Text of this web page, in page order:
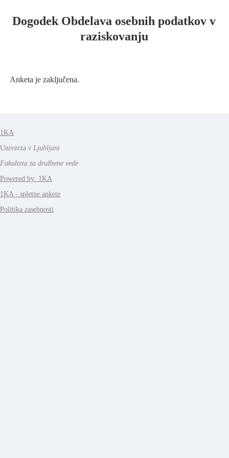
Dogodek Obdelava osebnih podatkov v
raziskovanju
Anketa je zaključena.
1KA
Univerza v Ljubljani
Fakulteta za družbene vede
Powered by: 1KA
1KA - spletne ankete
Politika zasebnosti